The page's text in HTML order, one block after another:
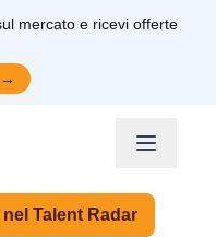
mercato e ricevi offerte
→
nel Talent Radar